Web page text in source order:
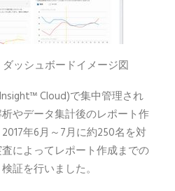
ダッシュボードイメージ図
Cloud)で集中管理され
やデータ集計後のレポート作
年6月～7月に約250名を対
によってレポート作成までの
証を行いました。